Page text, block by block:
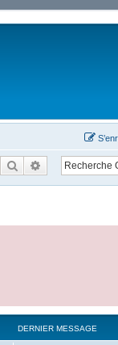
RechercherRecherche
DERNIER MESSAGE